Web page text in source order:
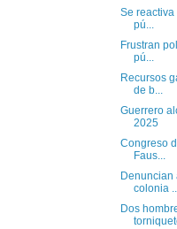
Se
pú...
Frustran
pú...
Recursos
de b...
Guerrero
2025
Congreso
Faus...
colonia
Dos